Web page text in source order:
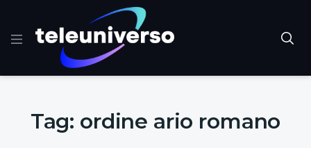
Tag: ordine ario romano